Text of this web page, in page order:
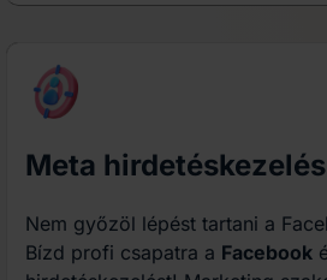
Meta hirdetéskezelés
Nem győzöl lépést tartani a
Bízd profi csapatra a Facebook